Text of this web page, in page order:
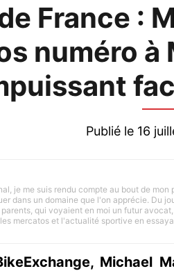
France :
numéro à
Publié le 16
je me suis rendu compte au bout de mon
dans un domaine que l'on apprécie. Du
qui voyaient en moi un futur
mercatos et l'actualité sportive en
Michael